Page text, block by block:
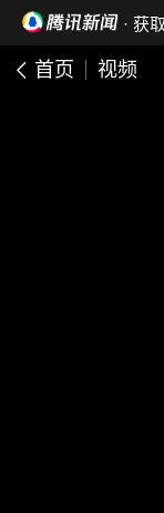
· 获
首页 视频